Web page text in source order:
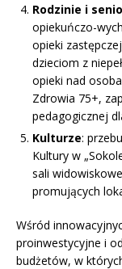
Rodzinie i
opiekuńczo-
opieki
dzieciom z
opieki nad
Zdrowia 75+,
pedagogicznej
Kulturze:
Kultury w
sali
promujących
Wśród
proinwestycyjne i
budżetów, w